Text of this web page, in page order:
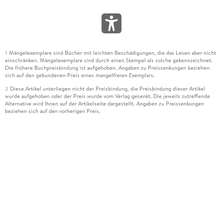
1 Mängelexemplare sind Bücher mit leichten Beschädigungen, die das Lesen aber nicht
einschränken. Mängelexemplare sind durch einen Stempel als solche gekennzeichnet.
Die frühere Buchpreisbindung ist aufgehoben. Angaben zu Preissenkungen beziehen
sich auf den gebundenen Preis eines mangelfreien Exemplars.
2 Diese Artikel unterliegen nicht der Preisbindung, die Preisbindung dieser Artikel
wurde aufgehoben oder der Preis wurde vom Verlag gesenkt. Die jeweils zutreffende
Alternative wird Ihnen auf der Artikelseite dargestellt. Angaben zu Preissenkungen
beziehen sich auf den vorherigen Preis.